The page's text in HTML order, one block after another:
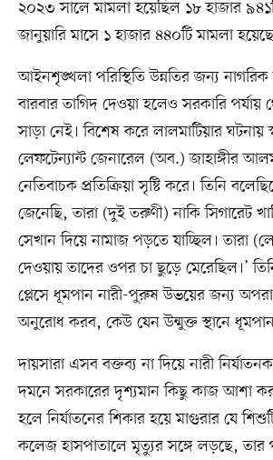
২০২৩ সালে মামলা হয়েছিল ১৮ হাজার
জানুয়ারি মাসে ১ হাজার ৪৪০টি মামলা
আইনশৃঙ্খলা পরিস্থিতি উন্নতির জন্য
বারবার তাগিদ দেওয়া হলেও সরকারি পর্যায়
সাড়া নেই। বিশেষ করে লালমাটিয়ার ঘটনায়
লেফটেন্যান্ট জেনারেল (অব.) জাহাঙ্গীর
নেতিবাচক প্রতিক্রিয়া সৃষ্টি করে। তিনি
জেনেছি, তারা (দুই তরুণী) নাকি সিগারেট
সেখান দিয়ে নামাজ পড়তে যাচ্ছিল। তারা
দেওয়ায় তাদের ওপর চা ছুড়ে মেরেছিল।’
প্লেসে ধূমপান নারী-পুরুষ উভয়ের জন্য
অনুরোধ করব, কেউ যেন উন্মুক্ত স্থানে
দায়সারা এসব বক্তব্য না দিয়ে নারী
দমনে সরকারের দৃশ্যমান কিছু কাজ আশা
হলে নির্যাতনের শিকার হয়ে মাগুরার যে
কলেজ হাসপাতালে মৃত্যুর সঙ্গে লড়ছে, তার